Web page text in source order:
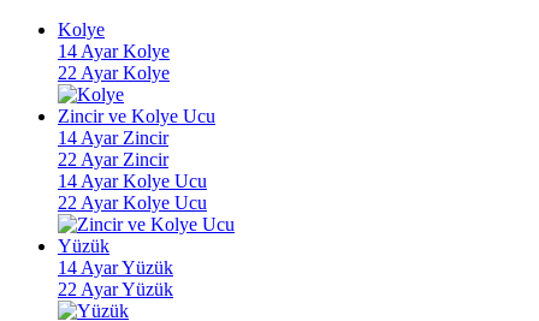
Kolye
14 Ayar Kolye
22 Ayar Kolye
Zincir ve Kolye Ucu
14 Ayar Zincir
22 Ayar Zincir
14 Ayar Kolye Ucu
22 Ayar Kolye Ucu
Yüzük
14 Ayar Yüzük
22 Ayar Yüzük